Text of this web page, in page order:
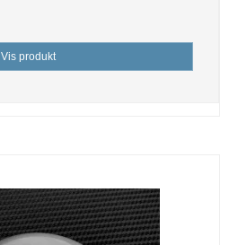
Vis produkt